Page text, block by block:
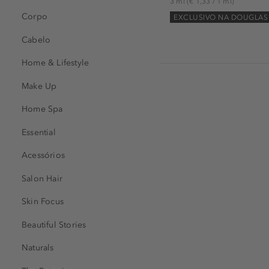
Corpo
Cabelo
Home & Lifestyle
Make Up
Home Spa
Essential
Acessórios
Salon Hair
Skin Focus
Beautiful Stories
Naturals
EXCLUSIVO NA DOUGLAS